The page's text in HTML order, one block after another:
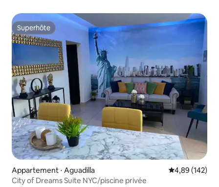
Superhôte
Superhôte
Appartement ⋅ Aguadilla Évaluation
4,89 (142)
City of Dreams Suite NYC/piscine privée